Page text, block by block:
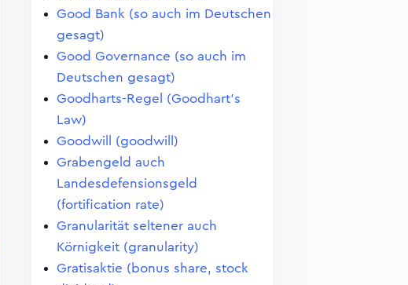
Good Bank (so auch im Deutschen
gesagt)
Good Governance (so auch im
Deutschen gesagt)
Goodharts-Regel (Goodhart's
Law)
Goodwill (goodwill)
Grabengeld auch
Landesdefensionsgeld
(fortification rate)
Granularität seltener auch
Körnigkeit (granularity)
Gratisaktie (bonus share, stock